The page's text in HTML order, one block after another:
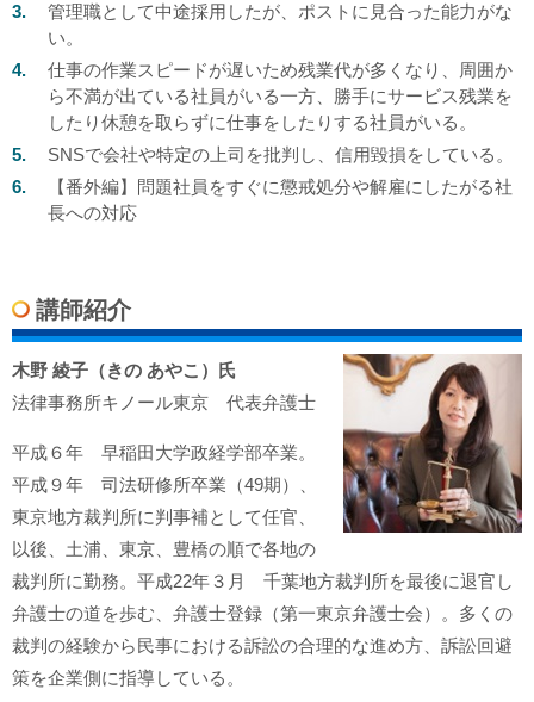
管理職として中途採用したが、ポストに見合った能力がな
い。
仕事の作業スピードが遅いため残業代が多くなり、周囲か
ら不満が出ている社員がいる一方、勝手にサービス残業を
したり休憩を取らずに仕事をしたりする社員がいる。
SNSで会社や特定の上司を批判し、信用毀損をしている。
【番外編】問題社員をすぐに懲戒処分や解雇にしたがる社
長への対応
講師紹介
木野 綾子（きの あやこ）氏
法律事務所キノール東京 代表弁護士
平成６年 早稲田大学政経学部卒業。
平成９年 司法研修所卒業（49期）、
東京地方裁判所に判事補として任官、
以後、土浦、東京、豊橋の順で各地の
裁判所に勤務。平成22年３月 千葉地方裁判所を最後に退官し
弁護士の道を歩む、弁護士登録（第一東京弁護士会）。多くの
裁判の経験から民事における訴訟の合理的な進め方、訴訟回避
策を企業側に指導している。